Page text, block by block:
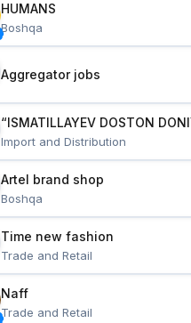
HUMANS
Boshqa
Aggregator jobs
“ISMATILLAYEV DOSTON
Import and Distribution
Artel brand shop
Boshqa
Time new fashion
Trade and Retail
Naff
Trade and Retail